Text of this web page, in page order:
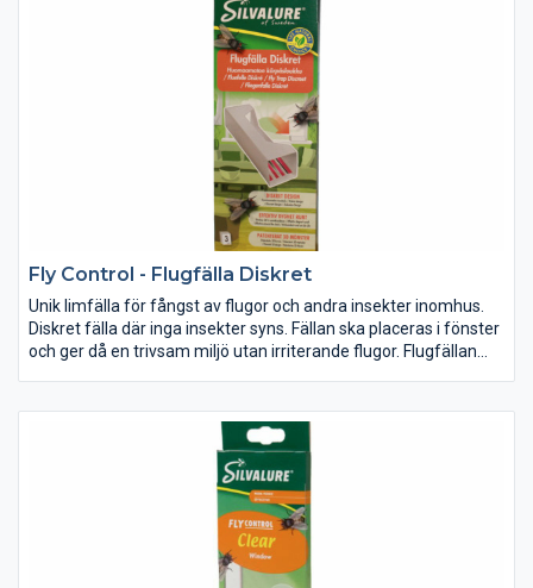
Fly Control - Flugfälla Diskret
Unik limfälla för fångst av flugor och andra insekter inomhus.
Diskret fälla där inga insekter syns. Fällan ska placeras i fönster
och ger då en trivsam miljö utan irriterande flugor. Flugfällan
effektivt 24 timmar om dygnet.